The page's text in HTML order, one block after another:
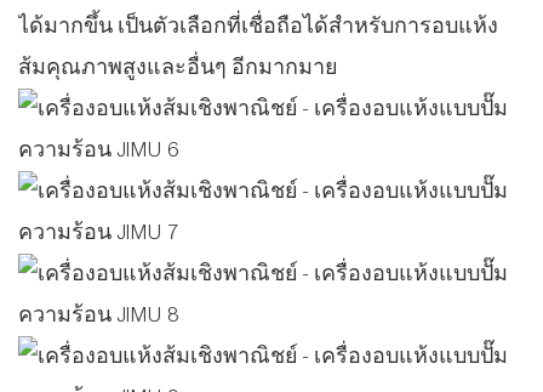
ได้มากขึ้น เป็นตัวเลือกที่เชื่อถือได้สำหรับการอบแห้ง
ส้มคุณภาพสูงและอื่นๆ อีกมากมาย